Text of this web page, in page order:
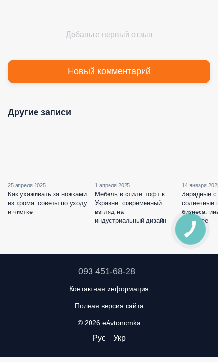
Добавьте первый отзыв
Новый комментарий
Другие записи
25 апреля 2025
Как ухаживать за ножками
из хрома: советы по уходу
и чистке
1 апреля 2025
Мебель в стиле лофт в
Украине: современный
взгляд на
индустриальный дизайн
14 января
Зарядные
солнечные
бизнеса:
будущее
093 451-68-28
Контактная информация
Полная версия сайта
© 2026 eAvtonomka
Рус Укр